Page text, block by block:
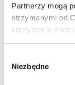
Partnerzy mogą
otrzymanymi od
korzystania z ich
zgody
Niezbędne